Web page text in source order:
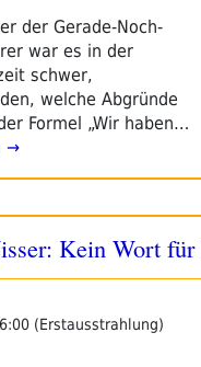
der Gerade-Noch-
war es in der
schwer,
welche Abgründe
Formel „Wir haben…
→
Kein Wort
(Erstausstrahlung)